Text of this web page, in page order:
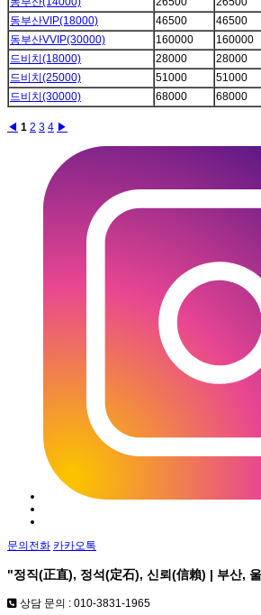
동부산VIP(18000)
46500 46500
동부산VVIP(30000)
160000 160000
드비치(18000)
28000 28000
드비치(25000)
51000 51000
드비치(30000)
68000 68000
◀ 1 2 3 4 ▶
문의전화 카카오톡
"정직(正直), 정석(定石), 신뢰(信賴) | 부산,
상담 문의 : 010-3831-1965